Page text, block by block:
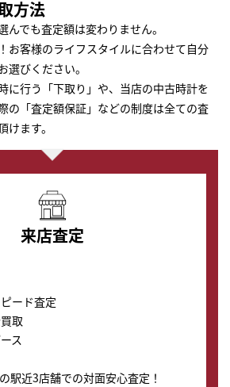
方法
んでも査定額は変わりません。
お客様のライフスタイルに合わせて自分
選びください。
に行う「下取り」や、当店の中古時計を
の「査定額保証」などの制度は全ての査
ます。
来店査定
ード査定
取
ス
駅近3店舗での対面安心査定！